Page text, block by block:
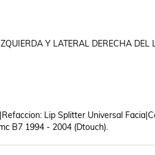
Y LATERAL DERECHA DEL
Lip Splitter Universal
B7 1994 - 2004 (Dtouch).